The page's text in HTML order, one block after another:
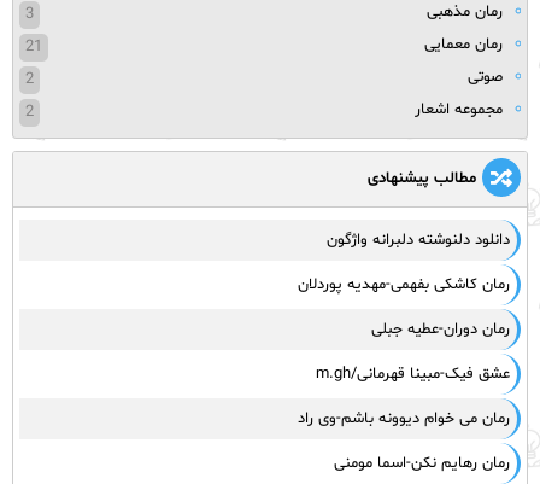
رمان مذهبی
3
رمان معمایی
21
صوتی
2
مجموعه اشعار
2
مطالب پیشنهادی
دانلود دلنوشته دلبرانه واژگون
رمان کاشکی بفهمی-مهدیه پوردلان
رمان دوران-عطیه جبلی
عشق فیک-مبینا قهرمانی/m.gh
رمان می خوام دیوونه باشم-وی راد
رمان رهایم نکن-اسما مومنی